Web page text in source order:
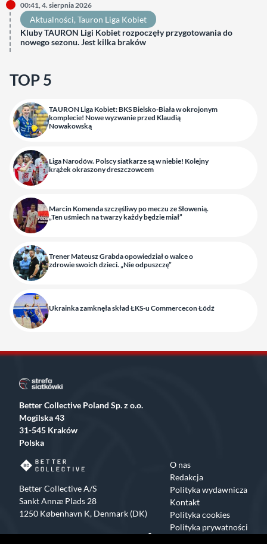
00:41, 4. sierpnia 2026
Aktualności, Tauron Liga Kobiet
Kluby TAURON Ligi Kobiet rozpoczęły przygotowania do
nowego sezonu. Jest kilka braków
TOP 5
TAURON Liga Kobiet: BKS Bielsko-Biała w okrojonym
komplecie! Nowe wyzwanie przed Klaudią
Nowakowską
Liga Narodów. Polscy siatkarze są w niebie! Kolejny
krążek okraszony dreszczowcem
Marcin Komenda szczęśliwy po meczu ze Słowenią.
„Ten uśmiech na twarzy każdy będzie miał”
Trener Mateusz Grabda opowiedział o walce o
zdrowie swoich dzieci. „Nie odpuszczę”
Ukrainka zamknęła skład ŁKS-u Commercecon Łódź
Better Collective Poland Sp. z o.o.
Mogilska 43
31-545 Kraków
Polska
Better Collective A/S
Sankt Annæ Plads 28
1250 København K, Denmark (DK)
O nas
Redakcja
Polityka wydawnicza
Kontakt
Polityka cookies
Polityka prywatności
Facebook
X Instagram
TikTok